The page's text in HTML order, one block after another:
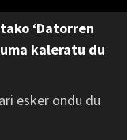
‘Datorren
kaleratu du
esker ondu du